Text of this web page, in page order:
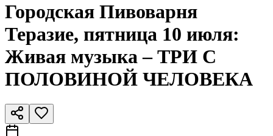
Городская Пивоварня
Теразиe, пятница 10 июля:
Живая музыка – ТРИ С
ПОЛОВИНОЙ ЧЕЛОВЕКА